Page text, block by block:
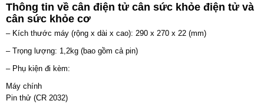
Thông tin về cân điện tử cân sức khỏe điện tử và
cân sức khỏe cơ
– Kích thước máy (rộng x dài x cao): 290 x 270 x 22 (mm)
– Trọng lượng: 1,2kg (bao gồm cả pin)
– Phụ kiện đi kèm:
Máy chính
Pin thử (CR 2032)